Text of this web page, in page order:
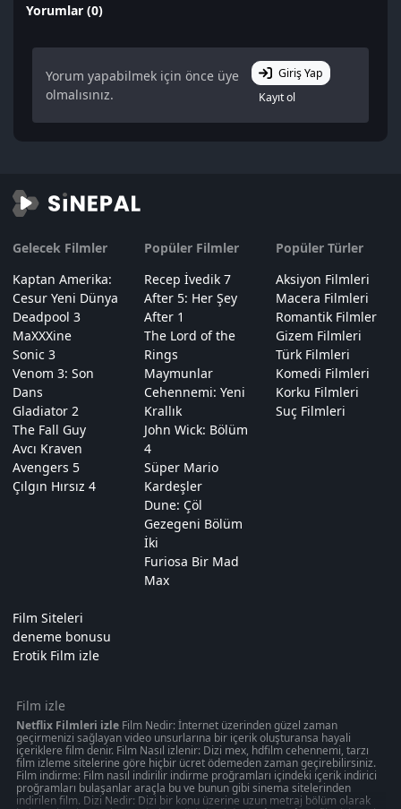
Yorumlar (0)
Yorum yapabilmek için önce üye
olmalısınız.
Giriş Yap
Kayıt ol
Gelecek Filmler
Kaptan Amerika:
Cesur Yeni Dünya
Deadpool 3
MaXXXine
Sonic 3
Venom 3: Son
Dans
Gladiator 2
The Fall Guy
Avcı Kraven
Avengers 5
Çılgın Hırsız 4
Popüler Filmler
Recep İvedik 7
After 5: Her Şey
After 1
The Lord of the
Rings
Maymunlar
Cehennemi: Yeni
Krallık
John Wick: Bölüm
4
Süper Mario
Kardeşler
Dune: Çöl
Gezegeni Bölüm
İki
Furiosa Bir Mad
Max
Popüler Türler
Aksiyon Filmleri
Macera Filmleri
Romantik Filmler
Gizem Filmleri
Türk Filmleri
Komedi Filmleri
Korku Filmleri
Suç Filmleri
Film Siteleri
deneme bonusu
Erotik Film izle
Film izle
Netflix Filmleri izleFilm Nedir: İnternet üzerinden güzel zaman
geçirmenizi sağlayan video unsurlarına bir içerik oluşturansa hayali
içeriklere film denir. Film Nasıl izlenir: Dizi mex, hdfilm cehennemi, tarzı
film izleme sitelerine göre hiçbir ücret ödemeden zaman geçirebilirsiniz.
Film indirme: Film nasıl indirilir indirme proğramları içindeki içerik indirici
proğramları bulaşanlar araçla bu ve bunun gibi sinema sitelerinden
indirilen film. Dizi Nedir: Dizi bir konu üzerine uzun metraj bölüm olarak